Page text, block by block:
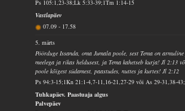
Ps 105:1,23-38;Lk 5:33-39;1Tm 1:14-15
Vastlapäev
07.09- 17.58
5. märts
Pöörduge Issanda, oma Jumala poole, sest Tema on
meelega ja rikas heldusest, ja Tema kahetseb kurja! Jl 2:13
poole kõigest südamest, paastudes, nuttes ja kurtes! Jl 2:12
Ps 94:3-15;1Kn 21:1-4,7-11,16-21,27-29 või As 29-31,38-43;
Tuhkapäev. Paastuaja algus
Palvepäev